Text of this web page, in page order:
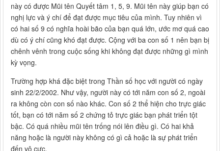
này có được Mũi tên Quyết tâm 1, 5, 9. Mũi tên này giúp bạn có
nghị lực và ý chí để đạt được mục tiêu của mình. Tuy nhiên vì
có hai số 9 có nghĩa hoài bão của bạn quá lớn, ước mơ quá cao
dù có ý chí cũng khó đạt được. Cộng với ba con số 1 nên bạn bị
chênh vênh trong cuộc sống khi không đạt được những gì mình
kỳ vọng.
Trường hợp khá đặc biệt trong Thần số học với người có ngày
sinh 22/2/2002. Như vậy, người này có tới năm con số 2, ngoài
ra không còn con số nào khác. Con số 2 thể hiện cho trực giác
tốt, bạn có tới năm số 2 chứng tỏ trực giác bạn phát triển tột
bậc. Có quá nhiều mũi tên trống nói lên điều gì. Có hai khả
năng hoặc là người này không có gì cả hoặc là sự phát triển
đến vô cực.